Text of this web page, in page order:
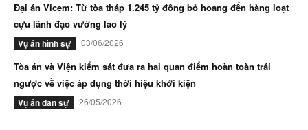
Đại án Vicem: Từ tòa tháp 1.245 tỷ đồng bỏ hoang đến hàng loạt
cựu lãnh đạo vướng lao lý
Vụ án hình sự 03/06/2026
Tòa án và Viện kiểm sát đưa ra hai quan điểm hoàn toàn trái
ngược về việc áp dụng thời hiệu khởi kiện
Vụ án dân sự 26/05/2026